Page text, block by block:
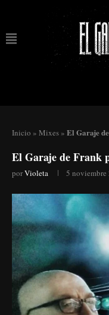
Inicio » Mixes » El Garaje
El Garaje de Frank
porVioleta 5 noviembre